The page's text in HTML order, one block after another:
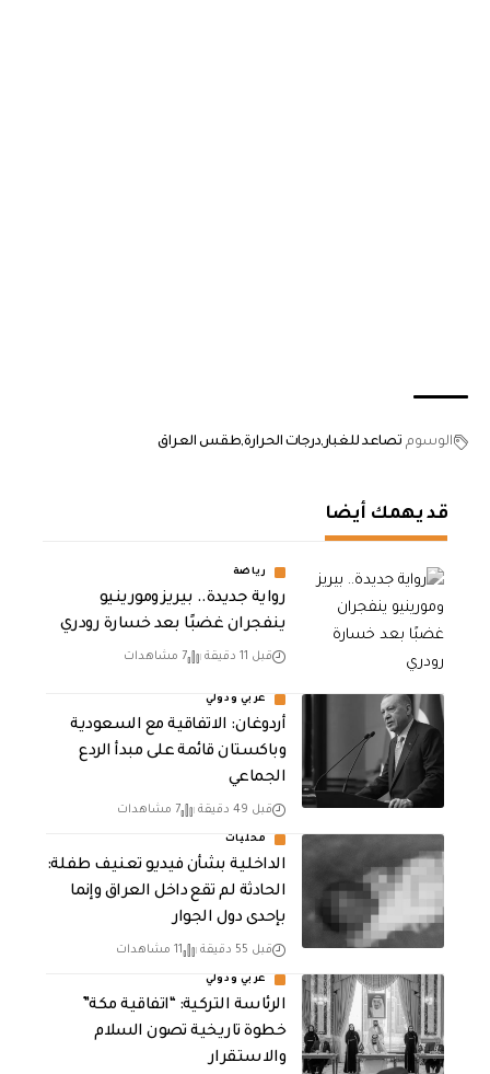
الوسوم تصاعد للغباردرجات الحرارةطقس العراق
قد يهمك أيضا
رياضة
رواية جديدة.. بيريز ومورينيو
ينفجران غضبًا بعد خسارة رودري
قبل 11 دقيقة 7 مشاهدات
عربي ودولي
أردوغان: الاتفاقية مع السعودية
وباكستان قائمة على مبدأ الردع
الجماعي
قبل 49 دقيقة 7 مشاهدات
محليات
الداخلية بشأن فيديو تعنيف طفلة:
الحادثة لم تقع داخل العراق وإنما
بإحدى دول الجوار
قبل 55 دقيقة 11 مشاهدات
عربي ودولي
الرئاسة التركية: “اتفاقية مكة”
خطوة تاريخية تصون السلام
والاستقرار